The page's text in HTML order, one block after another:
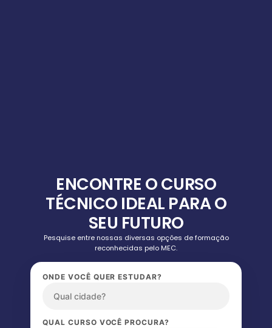
ENCONTRE O CURSO
TÉCNICO IDEAL PARA O
SEU FUTURO
Pesquise entre nossas diversas opções de formação
reconhecidas pelo MEC.
ONDE VOCÊ QUER ESTUDAR?
QUAL CURSO VOCÊ PROCURA?